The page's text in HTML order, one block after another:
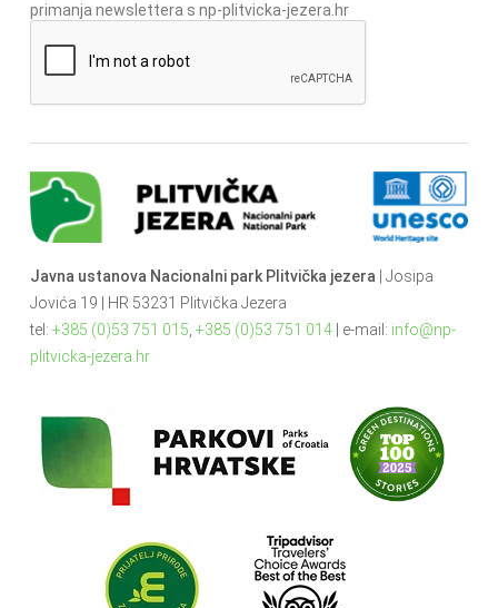
primanja newslettera s np-plitvicka-jezera.hr
Javna ustanova Nacionalni park Plitvička jezera| Josipa
Jovića 19 | HR 53231 Plitvička Jezera
tel: +385 (0)53 751 015, +385 (0)53 751 014| e-mail: info@np-
plitvicka-jezera.hr